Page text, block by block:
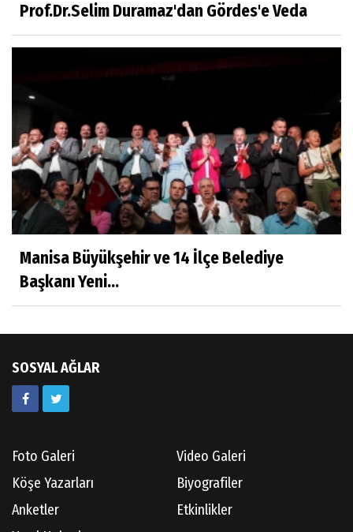
Sıracettin ÇELİK
Çalıkuşu
Dr.Tuğçe Yıldırım
Aşı: Toplum Sağlığının Görünmez Kalkanı
Hatice CAVULDAK
Av.Ahmet ÖZDEMİR
Doç.Dr.İbrahim KOÇ
Prof.Dr.Selim Duramaz'dan Gördes'e Veda
Manisa Büyükşehir ve 14 İlçe Belediye
Başkanı Yeni...
SOSYAL AĞLAR
Foto Galeri
Video Galeri
Köşe Yazarları
Biyografiler
Anketler
Etkinlikler